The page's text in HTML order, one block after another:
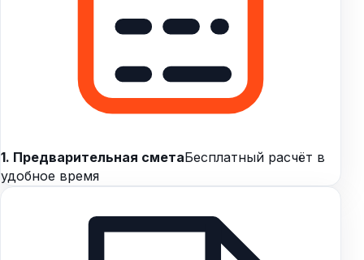
1. Предварительная сметаБесплатный расчёт в
удобное время